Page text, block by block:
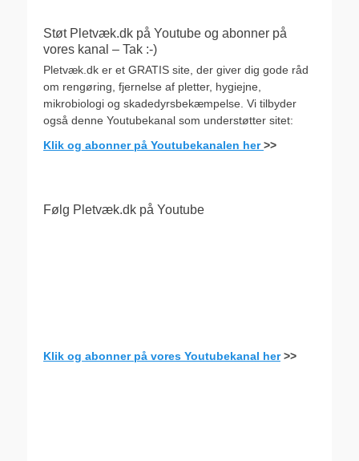
Støt Pletvæk.dk på Youtube og abonner på
vores kanal – Tak :-)
Pletvæk.dk er et GRATIS site, der giver dig gode råd
om rengøring, fjernelse af pletter, hygiejne,
mikrobiologi og skadedyrsbekæmpelse. Vi tilbyder
også denne Youtubekanal som understøtter sitet:
Klik og abonner på Youtubekanalen her>>
Følg Pletvæk.dk på Youtube
Klik og abonner på vores Youtubekanal her>>